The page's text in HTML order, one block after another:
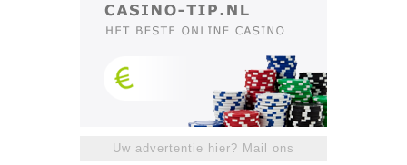
Uw advertentie hier? Mail ons